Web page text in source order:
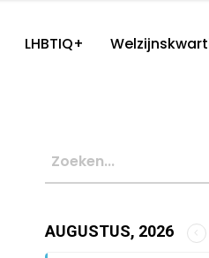
LHBTIQ+
AUGUSTUS, 2026